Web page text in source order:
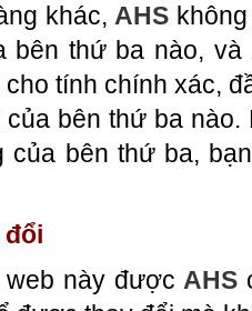
khác,AHS
bên thứ ba nào, và
tính chính xác,
bên thứ ba
của bên thứ ba,
đổi
web này được AHS